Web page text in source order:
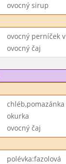
ovocný sirup
ovocný perníček
ovocný čaj
chléb,pomazánka
okurka
ovocný čaj
polévka:fazolová